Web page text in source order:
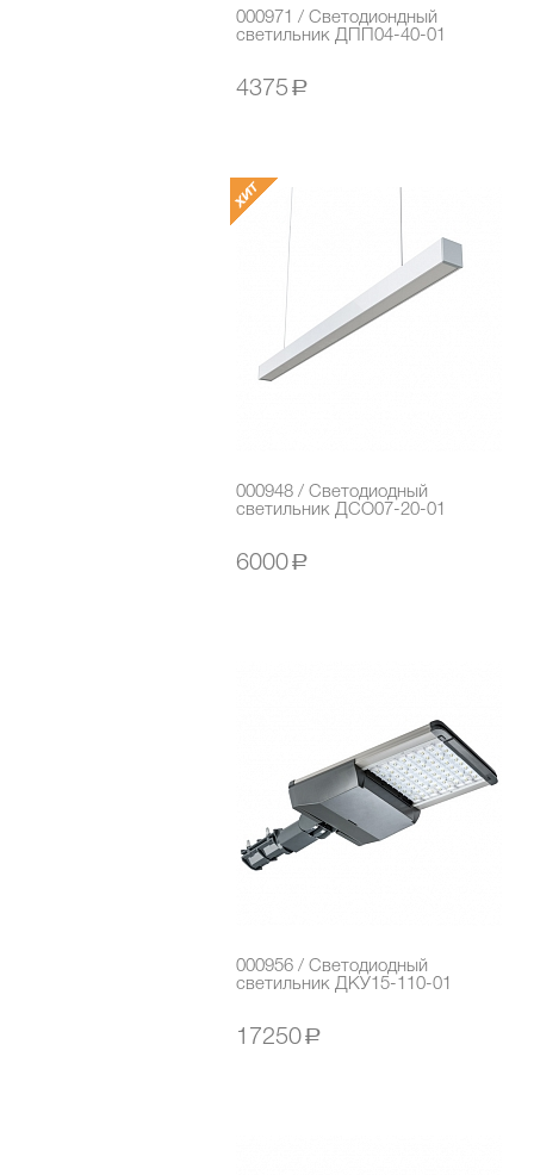
000971 / Светодиондный
светильник ДПП04-40-01
4375 a
000948 / Светодиодный
светильник ДСО07-20-01
6000 a
000956 / Светодиодный
светильник ДКУ15-110-01
17250 a